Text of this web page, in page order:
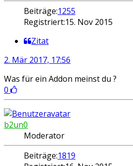
Beiträge:1255
Registriert:15. Nov 2015
Zitat
2. Mär 2017, 17:56
Was für ein Addon meinst du ?
0
b2un0
Moderator
Beiträge:1819